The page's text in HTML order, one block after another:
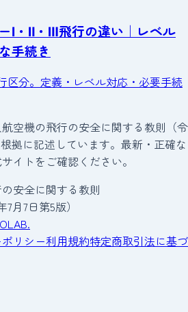
Ⅰ・Ⅱ・Ⅲ飛行の違い｜レベル
手続き
区分。定義・レベル対応・必要手続
空機の飛行の安全に関する教則（令
拠に記述しています。最新・正確な
イトをご確認ください。
安全に関する教則
月7日第5版）
リシー利用規約特定商取引法に基づ